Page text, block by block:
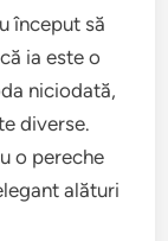
început să
ia este o
niciodată,
diverse.
o pereche
alături